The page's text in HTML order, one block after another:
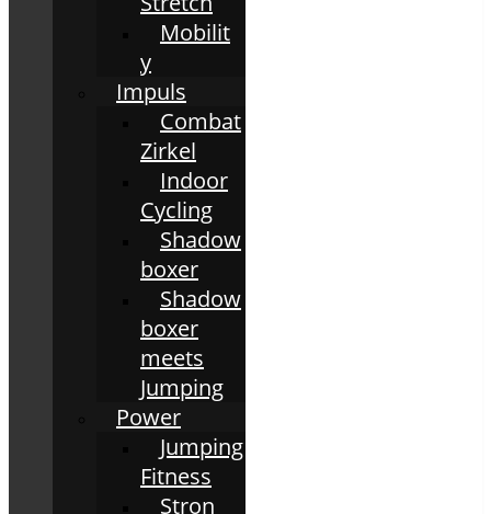
Mobilit
y
Impuls
Combat
Zirkel
Indoor
Cycling
Shadow
boxer
Shadow
boxer
meets
Jumping
Power
Jumping
Fitness
Stron